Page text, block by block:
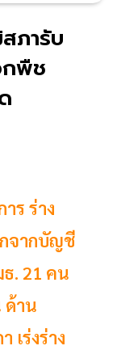
ภารับ
กพืช
ร ร่าง
จากบัญชี
. 21 คน
ด้าน
เร่งร่าง